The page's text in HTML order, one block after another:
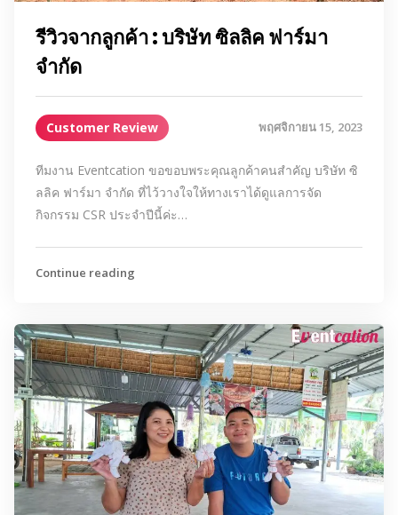
รีวิวจากลูกค้า : บริษัท ซิลลิค ฟาร์มา
จำกัด
Customer Review พฤศจิกายน 15, 2023
ทีมงาน Eventcation ขอขอบพระคุณลูกค้าคนสำคัญ บริษัท ซิ
ลลิค ฟาร์มา จำกัด ที่ไว้วางใจให้ทางเราได้ดูแลการจัด
กิจกรรม CSR ประจำปีนี้ค่ะ…
Continue reading